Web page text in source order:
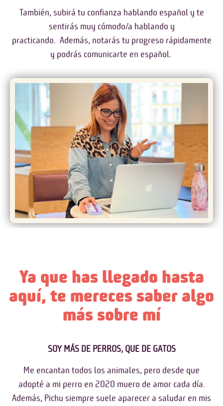
También, subirá tu confianza hablando español y te
sentirás muy cómodo/a hablando y
practicando. Además, notarás tu progreso rápidamente
y podrás comunicarte en español.
Ya que has llegado hasta
aquí, te mereces saber algo
más sobre mí
SOY MÁS DE PERROS, QUE DE GATOS
Me encantan todos los animales, pero desde que
adopté a mi perro en 2020 muero de amor cada día.
Además, Pichu siempre suele aparecer a saludar en mis